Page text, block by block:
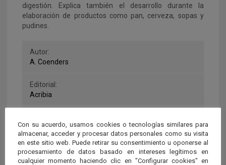
digestión. Explica también el desarrollo durante la
elaboración de productos como pan, cerveza, sopas y
pudines.
Autor:
A. Coenders
Editorial:
Acribia
Carmelo Segarra (Chef)
Con su acuerdo, usamos cookies o tecnologías similares para
almacenar, acceder y procesar datos personales como su visita
en este sitio web. Puede retirar su consentimiento u oponerse al
procesamiento de datos basado en intereses legítimos en
cualquier momento haciendo clic en "Configurar cookies" en